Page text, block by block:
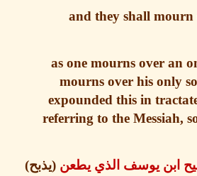
and they shall
as one mourns
mourns over
expounded this in
referring to the
يوسف الذي يطعن (يذبح)